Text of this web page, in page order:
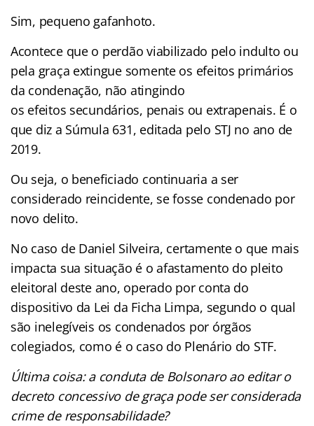
Sim, pequeno gafanhoto.
Acontece que o perdão viabilizado pelo indulto ou
pela graça extingue somente os efeitos primários
da condenação, não atingindo
os efeitos secundários, penais ou extrapenais. É o
que diz a Súmula 631, editada pelo STJ no ano de
2019.
Ou seja, o beneficiado continuaria a ser
considerado reincidente, se fosse condenado por
novo delito.
No caso de Daniel Silveira, certamente o que mais
impacta sua situação é o afastamento do pleito
eleitoral deste ano, operado por conta do
dispositivo da Lei da Ficha Limpa, segundo o qual
são inelegíveis os condenados por órgãos
colegiados, como é o caso do Plenário do STF.
Última coisa: a conduta de Bolsonaro ao editar o
decreto concessivo de graça pode ser considerada
crime de responsabilidade?